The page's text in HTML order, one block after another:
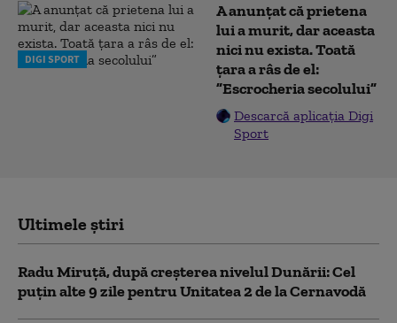
DIGI SPORT
A anunțat că prietena
lui a murit, dar aceasta
nici nu exista. Toată
țara a râs de el:
”Escrocheria secolului”
Descarcă aplicația Digi
Sport
Ultimele știri
Radu Miruță, după creșterea nivelul Dunării: Cel
puțin alte 9 zile pentru Unitatea 2 de la Cernavodă